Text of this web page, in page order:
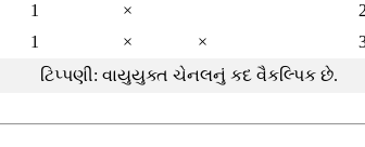
1 ×
1 × ×
ટિપ્પણી: વાયુયુક્ત ચેનલનું કદ વૈકલ્પિક છે.